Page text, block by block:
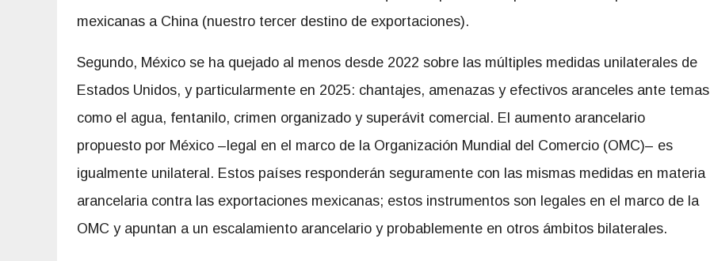
mexicanas a China (nuestro tercer destino de exportaciones).
Segundo, México se ha quejado al menos desde 2022 sobre las múltiples medidas unilaterales de
Estados Unidos, y particularmente en 2025: chantajes, amenazas y efectivos aranceles ante temas
como el agua, fentanilo, crimen organizado y superávit comercial. El aumento arancelario
propuesto por México –legal en el marco de la Organización Mundial del Comercio (OMC)– es
igualmente unilateral. Estos países responderán seguramente con las mismas medidas en materia
arancelaria contra las exportaciones mexicanas; estos instrumentos son legales en el marco de la
OMC y apuntan a un escalamiento arancelario y probablemente en otros ámbitos bilaterales.